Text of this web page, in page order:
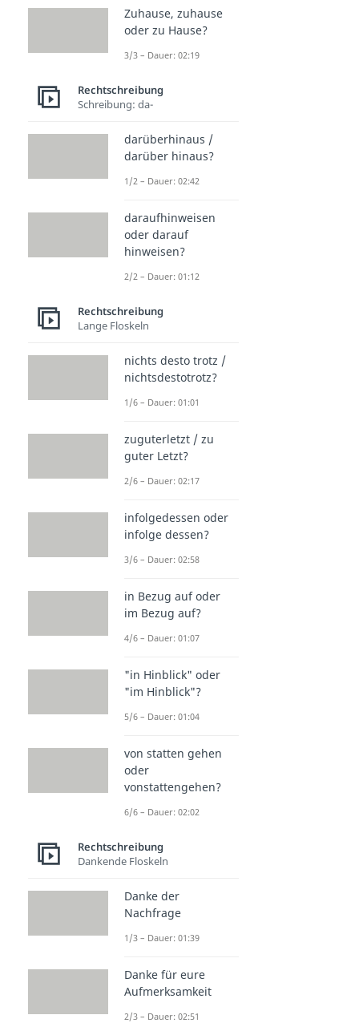
Zuhause, zuhause
oder zu Hause?
3/3 – Dauer: 02:19
Rechtschreibung
Schreibung: da-
darüberhinaus /
darüber hinaus?
1/2 – Dauer: 02:42
daraufhinweisen
oder darauf
hinweisen?
2/2 – Dauer: 01:12
Rechtschreibung
Lange Floskeln
nichts desto trotz /
nichtsdestotrotz?
1/6 – Dauer: 01:01
zuguterletzt / zu
guter Letzt?
2/6 – Dauer: 02:17
infolgedessen oder
infolge dessen?
3/6 – Dauer: 02:58
in Bezug auf oder
im Bezug auf?
4/6 – Dauer: 01:07
"in Hinblick" oder
"im Hinblick"?
5/6 – Dauer: 01:04
von statten gehen
oder
vonstattengehen?
6/6 – Dauer: 02:02
Rechtschreibung
Dankende Floskeln
Danke der
Nachfrage
1/3 – Dauer: 01:39
Danke für eure
Aufmerksamkeit
2/3 – Dauer: 02:51